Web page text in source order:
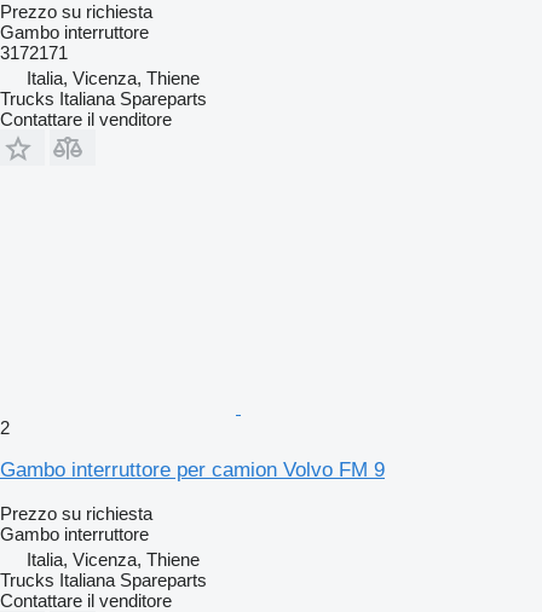
Prezzo su richiesta
Gambo interruttore
3172171
Italia, Vicenza, Thiene
Trucks Italiana Spareparts
Contattare il venditore
2
Gambo interruttore per camion Volvo FM 9
Prezzo su richiesta
Gambo interruttore
Italia, Vicenza, Thiene
Trucks Italiana Spareparts
Contattare il venditore